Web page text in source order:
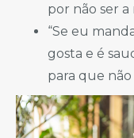
por não ser
“Se eu
gosta e é
para que não